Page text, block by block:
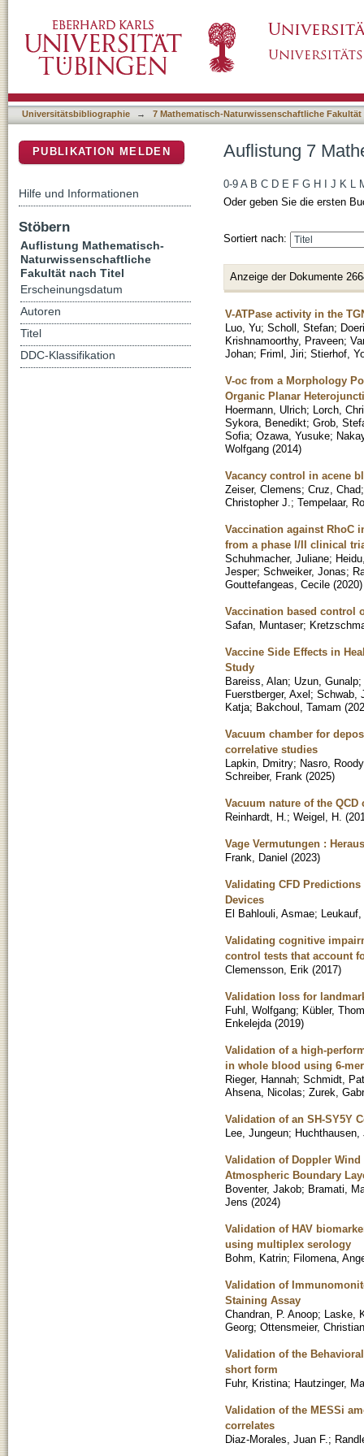
Universitätsbibliographie → 7 Mathematisch-Naturwissenschaftliche Fakultät
Auflistung 7
0-9 A B C D E F G H J K L
Oder geben Sie die ersten
Sortiert nach:
Anzeige der Dokumente
V-ATPase activity in the
Luo, Yu; Scholl, Stefan;
Krishnamoorthy, Praveen;
Johan; Friml, Jiri; Stierhof,
V-oc from a Morphology
Organic Planar
Hoermann, Ulrich; Lorch,
Sykora, Benedikt; Grob,
Sofia; Ozawa, Yusuke;
Wolfgang (2014)
Vacancy control in acene
Zeiser, Clemens; Cruz, Chad
Christopher J. ; Tempelaar,
Vaccination against RhoC
from a phase I/II clinical
Schuhmacher, Juliane;
Jesper; Schweiker, Jonas;
Gouttefangeas, Cecile (2020)
Vaccination based control
Safan, Muntaser;
Vaccine Side Effects in
Study
Bareiss, Alan; Uzun, Gunalp;
Fuerstberger, Axel; Schwab,
Katja; Bakchoul, Tamam (
Vacuum chamber for
correlative studies
Lapkin, Dmitry; Nasro, Roody
Schreiber, Frank (2025)
Vacuum nature of the QCD
Reinhardt, H. ; Weigel, H. (
Vage Vermutungen :
Frank, Daniel (2023)
Validating CFD
Devices
El Bahlouli, Asmae;
Validating cognitive
control tests that account
Clemensson, Erik (2017)
Validation loss for
Fuhl, Wolfgang; Kübler,
Enkelejda (2019)
Validation of a high-
in whole blood using 6-
Rieger, Hannah; Schmidt,
Ahsena, Nicolas; Zurek,
Validation of an SH-SY5Y
Lee, Jungeun; Huchthausen,
Validation of Doppler Wind
Atmospheric Boundary
Boventer, Jakob; Bramati,
Jens (2024)
Validation of HAV
using multiplex serology
Bohm, Katrin; Filomena,
Validation of
Staining Assay
Chandran, P. Anoop; Laske,
Georg; Ottensmeier,
Validation of the
short form
Fuhr, Kristina; Hautzinger,
Validation of the MESSi
correlates
Diaz-Morales, Juan F. ;
PUBLIKATION MELDEN
Hilfe und Informationen
Stöbern
Auflistung Mathematisch-
Naturwissenschaftliche
Fakultät nach Titel
Erscheinungsdatum
Autoren
Titel
DDC-Klassifikation